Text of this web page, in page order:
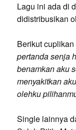
Lagu ini ada di
didistribusikan
Berikut
pertanda senja
benamkan aku
menyakitkan
olehku
Single lainnya